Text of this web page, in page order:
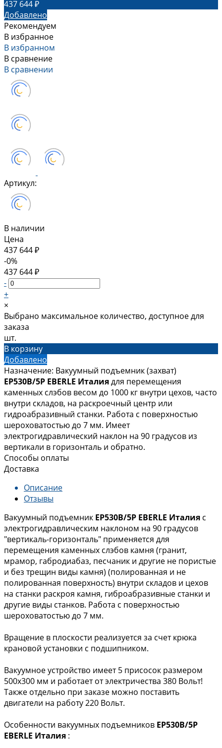
437 644 ₽
Добавлено
Рекомендуем
В избранное
В избранном
В сравнение
В сравнении
Артикул:
В наличии
Цена
437 644 ₽
-0%
437 644 ₽
-
+
×
Выбрано максимальное количество, доступное для
заказа
шт.
В корзину
Добавлено
Назначение: Вакуумный подъемник (захват)
EP530B/5P EBERLE Италиядля перемещения
каменных слэбов весом до 1000 кг внутри цехов, часто
внутри складов, на раскроечный центр или
гидроабразивный станки. Работа с поверхностью
шероховатостью до 7 мм. Имеет
электрогидравлический наклон на 90 градусов из
вертикали в горизонталь и обратно.
Способы оплаты
Доставка
Описание
Отзывы
Вакуумный подъемник EP530B/5P EBERLE Италия с
электрогидравлическим наклоном на 90 градусов
"вертикаль-горизонталь" применяется для
перемещения каменных слэбов камня (гранит,
мрамор, габродиабаз, песчаник и другие не пористые
и без трещин виды камня) (полированная и не
полированная поверхность) внутри складов и цехов
на станки раскроя камня, гиброабразивные станки и
другие виды станков. Работа с поверхностью
шероховатостью до 7 мм.
Вращение в плоскости реализуется за счет крюка
крановой установки с подшипником.
Вакуумное устройство имеет 5 присосок размером
500х300 мм и работает от электричества 380 Вольт!
Также отдельно при заказе можно поставить
двигатели на работу 220 Вольт.
Особенности вакуумных подъемников EP530B/5P
EBERLE Италия :